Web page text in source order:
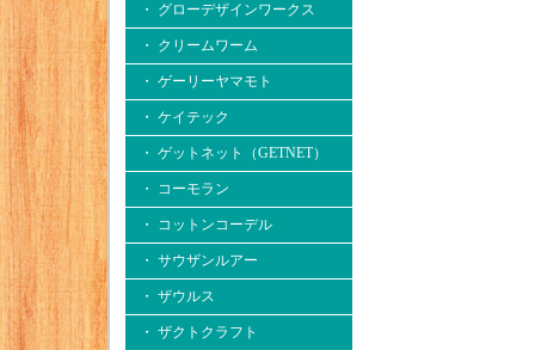
・ グローデザインワークス
・ クリームワーム
・ ゲーリーヤマモト
・ ケイテック
・ ゲットネット（GETNET）
・ コーモラン
・ コットンコーデル
・ サウザンルアー
・ ザウルス
・ ザクトクラフト